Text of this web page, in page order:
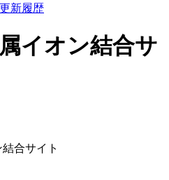
新履歴
イオン結合サ
合サイト